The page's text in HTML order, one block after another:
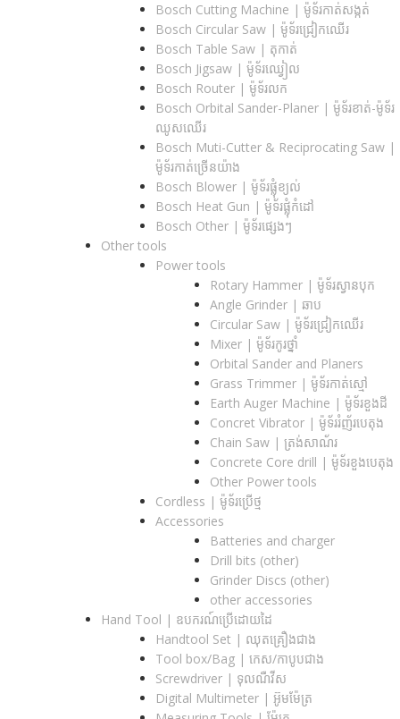
Bosch Cutting Machine | ម៉ូទ័រកាត់សង្កត់
Bosch Circular Saw | ម៉ូទ័រជ្រៀកឈើរ
Bosch Table Saw | តុកាត់
Bosch Jigsaw | ម៉ូទ័រឈ្វៀល
Bosch Router | ម៉ូទ័រលក
Bosch Orbital Sander-Planer​ | ម៉ូទ័រខាត់-ម៉ូទ័រ
ឈូសឈើរ
Bosch Muti-Cutter & Reciprocating Saw​ |
ម៉ូទ័រកាត់ច្រើនយ៉ាង
Bosch Blower | ម៉ូទ័រផ្លុំខ្យល់
Bosch Heat Gun | ម៉ូទ័រផ្លុំកំដៅ
Bosch Other | ម៉ូទ័រផ្សេងៗ
Other tools
Power tools
Rotary Hammer | ម៉ូទ័រស្វានបុក
Angle Grinder | ឆាប
Circular Saw​ | ម៉ូទ័រជ្រៀកឈើរ
Mixer | ម៉ូទ័រកូរថ្នាំ
Orbital Sander and Planers
Grass Trimmer | ម៉ូទ័រកាត់ស្មៅ
Earth Auger Machine | ម៉ូទ័រខួងដី
Concret Vibrator | ម៉ូទ័ររំញ័របេតុង
Chain Saw | ត្រង់សាណ័រ
Concrete Core drill | ម៉ូទ័រខួងបេតុង
Other Power tools
Cordless​ | ម៉ូទ័រប្រើថ្ម
Accessories
Batteries and charger
Drill bits (other)
Grinder Discs (other)
other accessories
Hand Tool | ឧបករណ៍ប្រើដោយដៃ
Handtool Set | ឈុតគ្រឿងជាង
Tool box/Bag | កេស/កាបូបជាង
Screwdriver | ទុលណឺវីស
Digital Multimeter | អ៊ូមម៉ែត្រ